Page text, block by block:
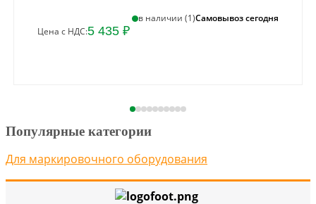
в наличии (1)Самовывоз сегодня
Цена с НДС:5 435 ₽
Популярные категории
Для маркировочного оборудования